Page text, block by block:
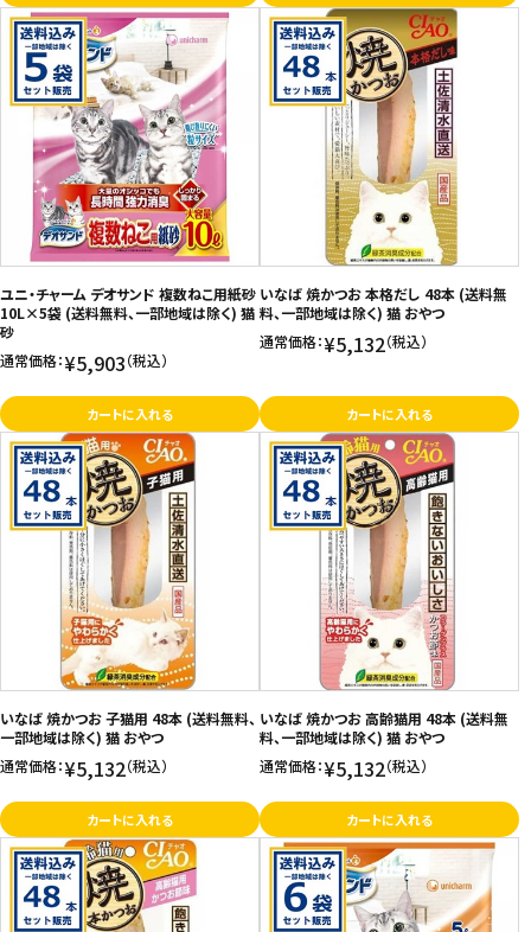
ユニ・チャーム デオサンド 複数ねこ用紙砂
10L×5袋 (送料無料、一部地域は除く) 猫
砂
通常価格：¥5,903（税込）
カートに入れる
いなば 焼かつお 本格だし 48本 (送料無
料、一部地域は除く) 猫 おやつ
通常価格：¥5,132（税込）
カートに入れる
いなば 焼かつお 子猫用 48本 (送料無料、
一部地域は除く) 猫 おやつ
通常価格：¥5,132（税込）
カートに入れる
いなば 焼かつお 高齢猫用 48本 (送料無
料、一部地域は除く) 猫 おやつ
通常価格：¥5,132（税込）
カートに入れる